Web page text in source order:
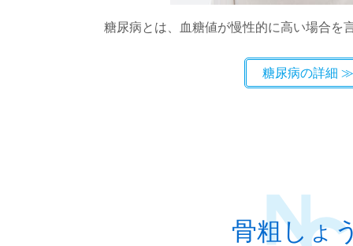
糖尿病とは、血糖値が慢性的に高い場合を
糖尿病の詳細
骨粗しょ